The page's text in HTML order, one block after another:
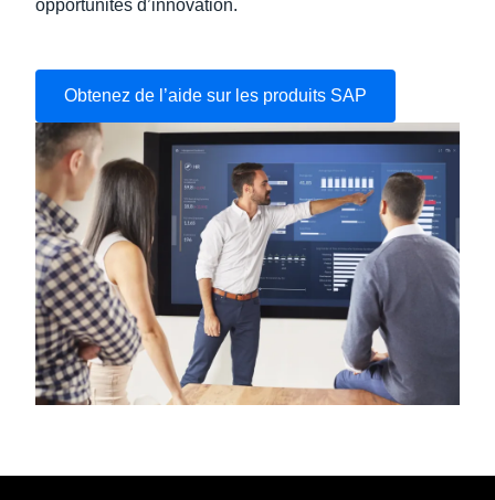
opportunités d’innovation.
Obtenez de l’aide sur les produits SAP